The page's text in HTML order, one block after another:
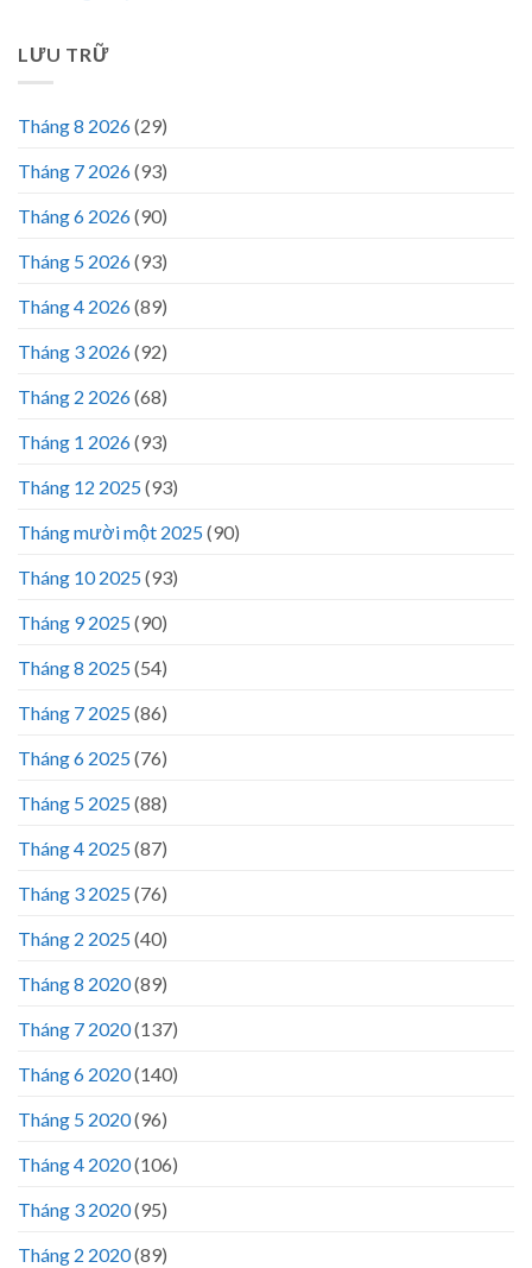
LƯU TRỮ
Tháng 8 2026(29)
Tháng 7 2026(93)
Tháng 6 2026(90)
Tháng 5 2026(93)
Tháng 4 2026(89)
Tháng 3 2026(92)
Tháng 2 2026(68)
Tháng 1 2026(93)
Tháng 12 2025(93)
Tháng mười một 2025(90)
Tháng 10 2025(93)
Tháng 9 2025(90)
Tháng 8 2025(54)
Tháng 7 2025(86)
Tháng 6 2025(76)
Tháng 5 2025(88)
Tháng 4 2025(87)
Tháng 3 2025(76)
Tháng 2 2025(40)
Tháng 8 2020(89)
Tháng 7 2020(137)
Tháng 6 2020(140)
Tháng 5 2020(96)
Tháng 4 2020(106)
Tháng 3 2020(95)
Tháng 2 2020(89)